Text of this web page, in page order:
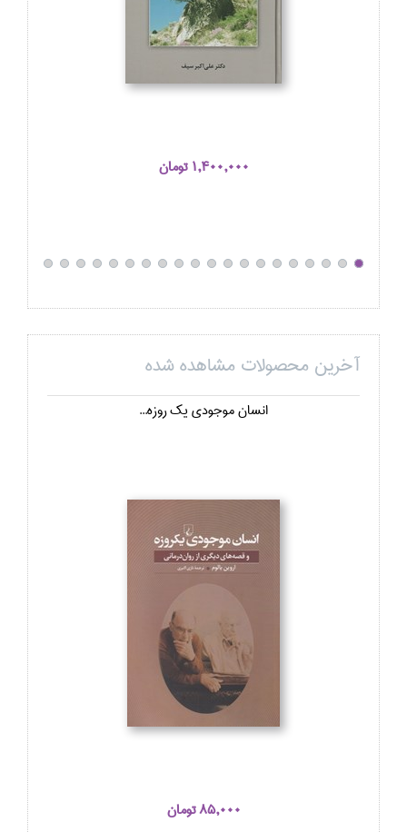
1,400,000 تومان
آخرین محصولات مشاهده شده
انسان موجودي يك روزه...
85,000 تومان